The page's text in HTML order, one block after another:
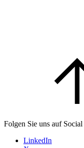
Folgen Sie uns auf
LinkedIn